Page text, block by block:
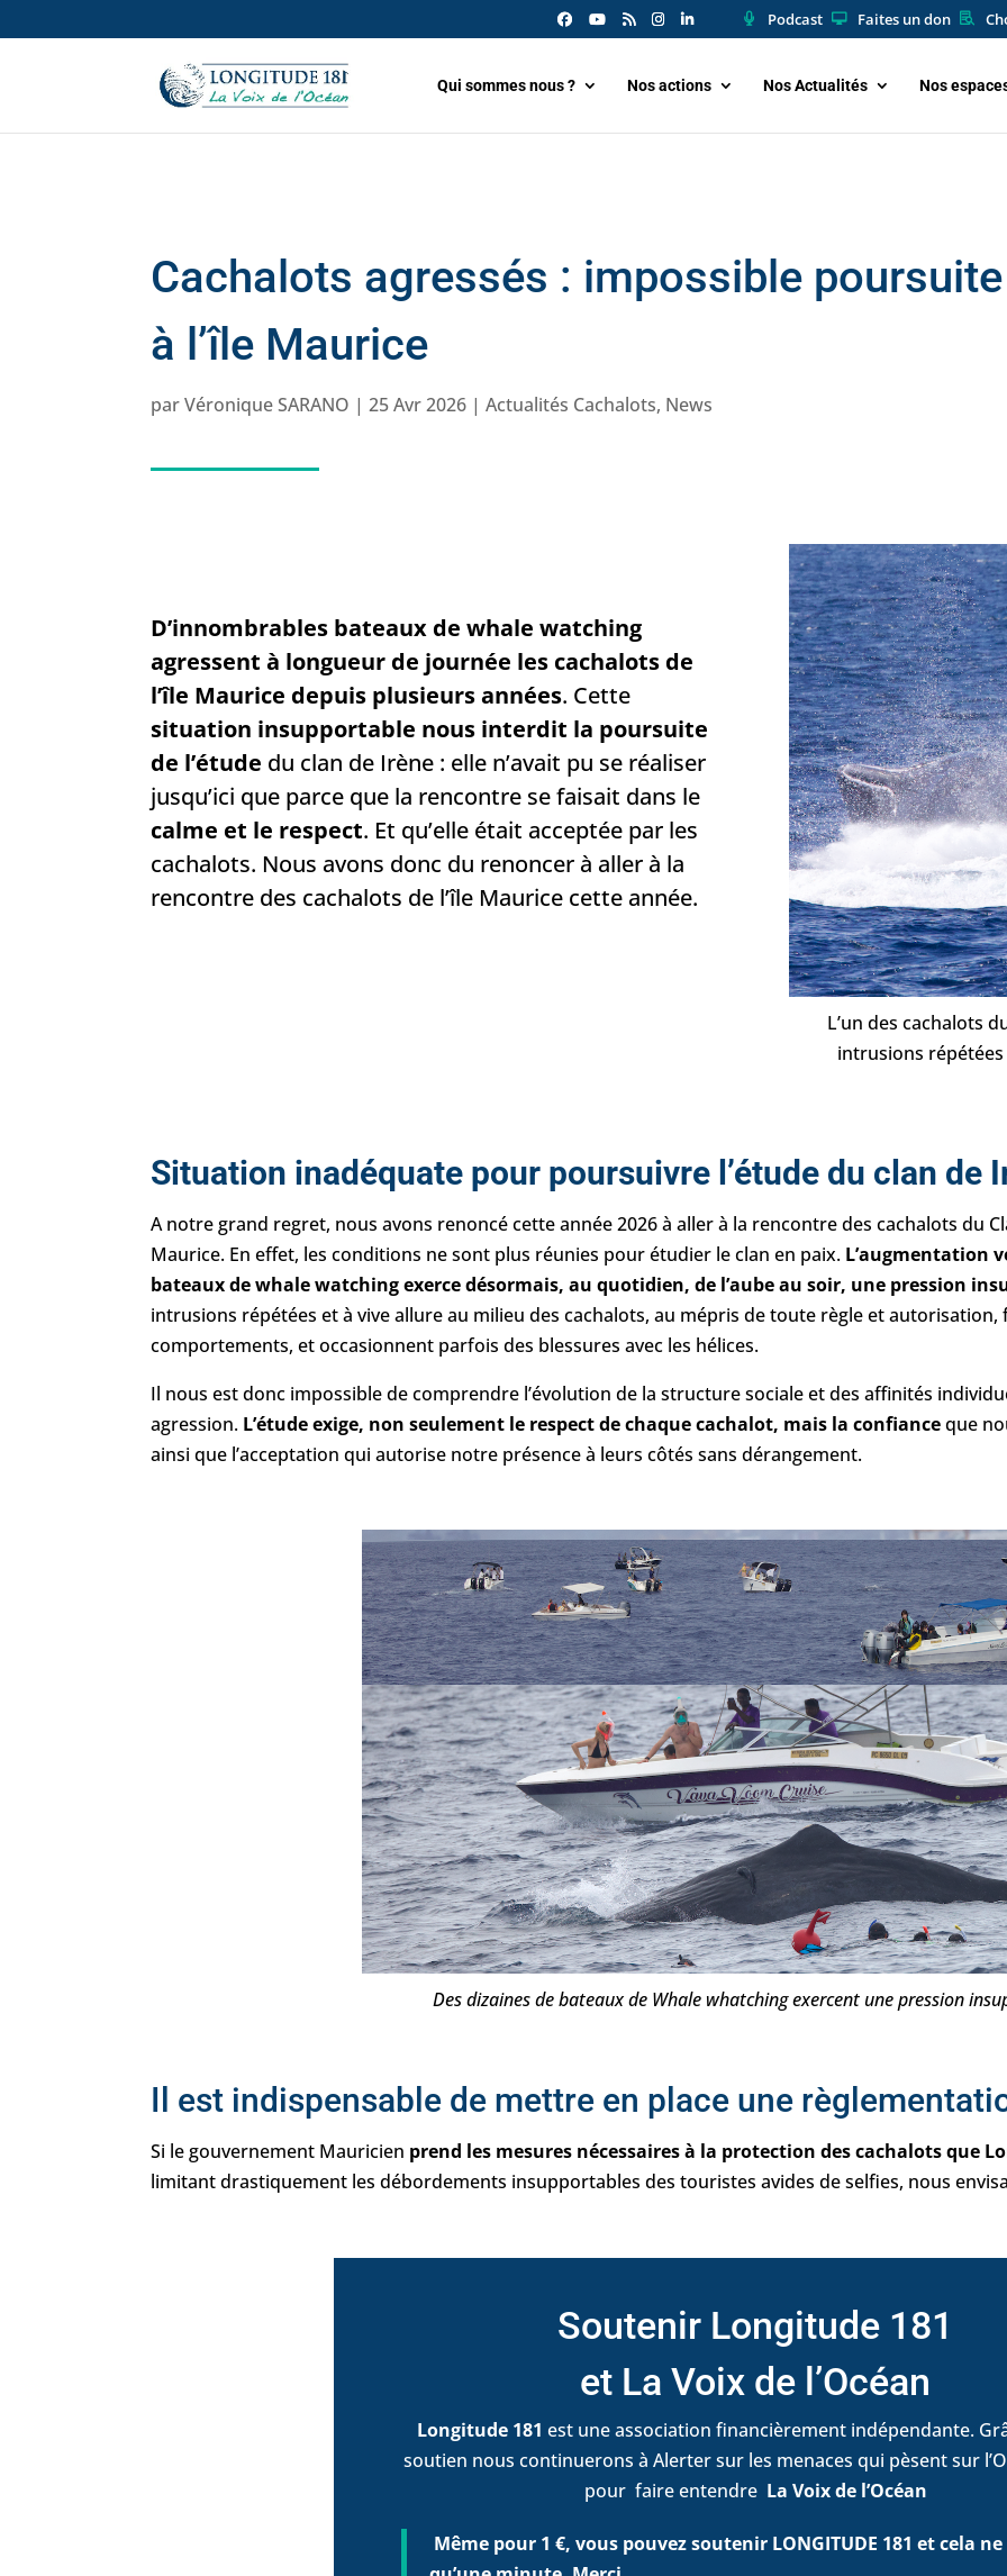
Podcast Faites un don
Qui sommes nous ? Nos actions Nos Actualités Nos
Cachalots agressés : impossible
à l’île Maurice
parVéronique SARANO |25 Avr 2026 |Actualités Cachalots, News
D’innombrables bateaux de whale watching
agressent à longueur de journée les cachalots de
l’île Maurice depuis plusieurs années. Cette
situation insupportable nous interdit la poursuite
de l’étude du clan de Irène : elle n’avait pu se réaliser
jusqu’ici que parce que la rencontre se faisait dans le
calme et le respect. Et qu’elle était acceptée par les
cachalots. Nous avons donc du renoncer à aller à la
rencontre des cachalots de l’île Maurice cette année.
L’un des cachalots
intrusions
Situation inadéquate pour poursuivre l’étude du clan de
A notre grand regret, nous avons renoncé cette année 2026 à aller à la rencontre des cachalots du
Maurice. En effet, les conditions ne sont plus réunies pour étudier le clan en paix. L’augmentation
bateaux de whale watching exerce désormais, au quotidien, de l’aube au soir, une pression
intrusions répétées et à vive allure au milieu des cachalots, au mépris de toute règle et
comportements, et occasionnent parfois des blessures avec les hélices.
Il nous est donc impossible de comprendre l’évolution de la structure sociale et des affinités
agression. L’étude exige, non seulement le respect de chaque cachalot, mais la confianceque
ainsi que l’acceptation qui autorise notre présence à leurs côtés sans dérangement.
Des dizaines de bateaux de Whale whatching exercent une pression
Il est indispensable de mettre en place une
Si le gouvernement Mauricien prend les mesures nécessaires à la protection des cachalots que
limitant drastiquement les débordements insupportables des touristes avides de selfies, nous
Soutenir Longitude 181
et La Voix de l’Océan
Longitude 181 est une association financièrement indépendante.
soutien nous continuerons à Alerter sur les menaces qui pèsent sur
pour faire entendre La Voix de l’Océan
Même pour 1 €, vous pouvez soutenir LONGITUDE 181 et cela